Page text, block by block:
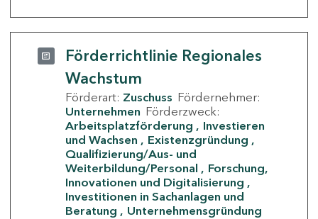
Förderrichtlinie Regionales
Wachstum
Förderart: Zuschuss Fördernehmer:
Unternehmen Förderzweck:
Arbeitsplatzförderung
Investieren
und Wachsen
Existenzgründung
Qualifizierung/Aus- und
Weiterbildung/Personal
Forschung,
Innovationen und Digitalisierung
Investitionen in Sachanlagen und
Beratung
Unternehmensgründung